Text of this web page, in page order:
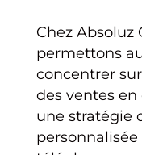
Chez Absoluz
permettons
concentrer
des ventes
une stratégie
personnalisée